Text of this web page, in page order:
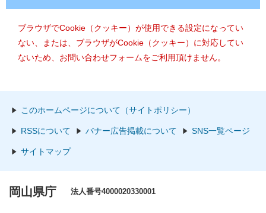
へ
ブラウザでCookie（クッキー）が使用できる設定になってい
ない、または、ブラウザがCookie（クッキー）に対応してい
ないため、お問い合わせフォームをご利用頂けません。
このホームページについて（サイトポリシー）
RSSについて バナー広告掲載について SNS一覧ページ
サイトマップ
岡山県庁 法人番号4000020330001